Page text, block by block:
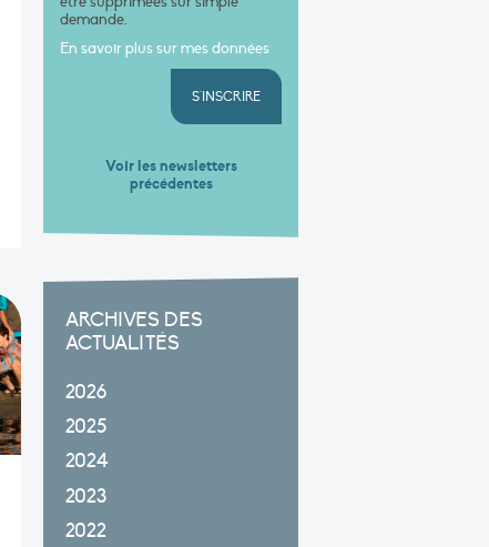
demande.
En savoir plus sur mes données
S'INSCRIRE
Voir les newsletters
précédentes
ARCHIVES DES
ACTUALITÉS
2026
2025
2024
2023
2022